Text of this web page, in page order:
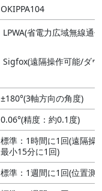
OKIPPA104
LPWA(省電力広域無線通
Sigfox(遠隔操作可能/ダ
±180°(3軸方向の角度)
0.06°(精度：約0.1度)
標準：1時間に1回(遠隔操
最小15分に1回)
標準：1週間に1回(位置測